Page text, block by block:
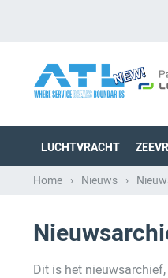
LUCHTVRACHT
Home › Nieuws ›
Dit is het